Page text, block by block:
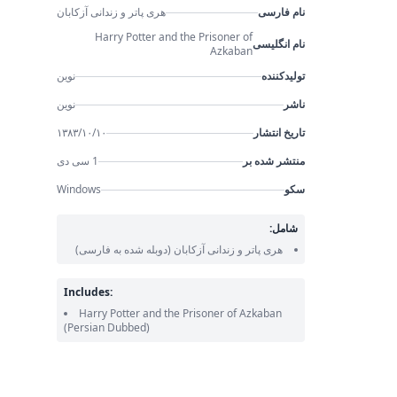
نام فارسی هری پاتر و زندانی آزکابان
نام انگلیسیHarry Potter and the Prisoner of
Azkaban
تولیدکننده
نوین
ناشر
نوین
تاریخ انتشار
۱۳۸۳/۱۰/۱۰
منتشر شده بر
1 سی دی
سکو
Windows
شامل:
هری پاتر و زندانی آزکابان (دوبله شده به فارسی)
Includes:
Harry Potter and the Prisoner of Azkaban
(Persian Dubbed)